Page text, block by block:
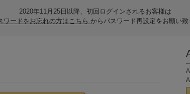
2020年11月25日以降、初回ログインされるお客様は
ワードをお忘れの方はこちら からパスワード再設定をお願い致